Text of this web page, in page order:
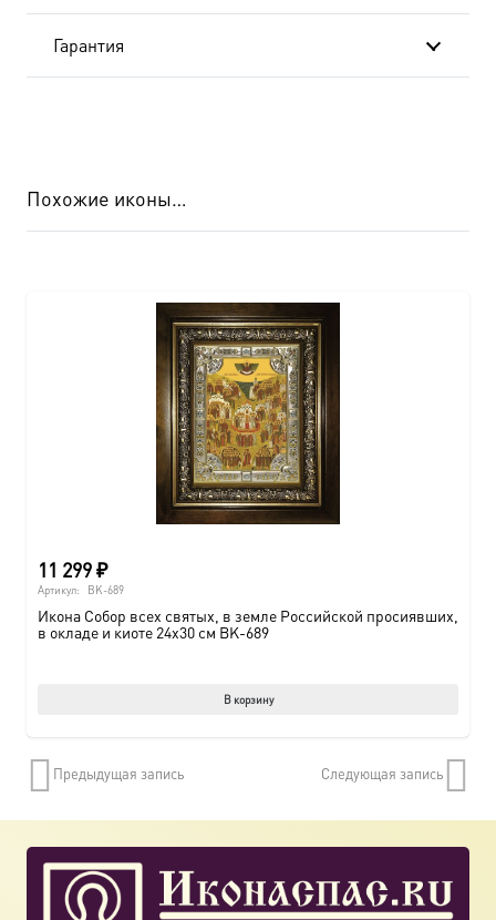
Гарантия
Похожие иконы…
11 299₽
Артикул: BK-689
Икона Собор всех святых, в земле Российской просиявших,
в окладе и киоте 24х30 см BK-689
В корзину
Предыдущая запись Следующая запись